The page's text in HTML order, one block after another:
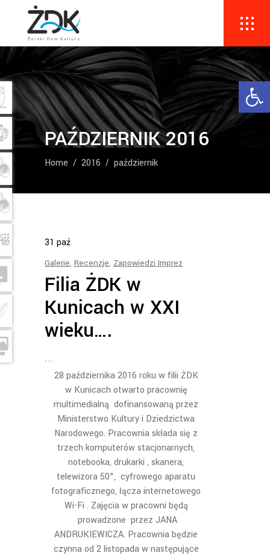
PAŹDZIERNIK 2016
Home / 2016 / październik
31 paź
Galerie, Recenzje, Zapowiedzi Imprez
Filia ŻDK w
Kunicach w XXI
wieku….
28 października 2016 roku w filii ŻDK
w Kunicach otwarto pracownię
multimedialną dofinansowaną przez
Ministerstwo Kultury i Dziedzictwa
Narodowego. Pracownia składa się z
trzech komputerów stacjonarnych,
notebooka, drukarki , skanera,
telewizora 50", cyfrowego aparatu
fotograficznego, łącza internetowego
Wi-Fi . Zajęcia w pracowni będą
prowadzone przez JANA
ANDRUKIEWICZA. Pracownia będzie
czynna od 2 listopada w następujące